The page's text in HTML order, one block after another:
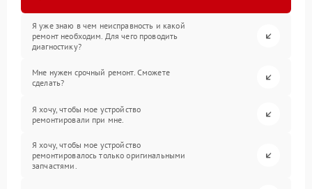
Я уже знаю в чем неисправность и какой
ремонт необходим. Для чего проводить
диагностику?
Мне нужен срочный ремонт. Сможете
сделать?
Я хочу, чтобы мое устройство
ремонтировали при мне.
Я хочу, чтобы мое устройство
ремонтировалось только оригинальными
запчастями.